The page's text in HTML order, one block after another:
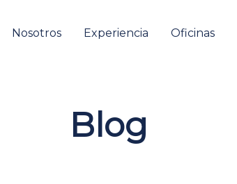
Nosotros Experiencia Oficinas
Blog